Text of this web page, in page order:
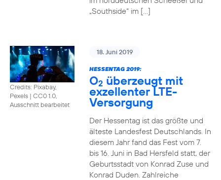
„Southside“ im […]
Credits: Pixabay,
Pexels | CC0 1.0,
Ausschnitt bearbeitet
18. Juni 2019
HESSENTAG 2019:
O2 überzeugt mit
exzellenter LTE-
Versorgung
Der Hessentag ist das größte und
älteste Landesfest Deutschlands. In
diesem Jahr fand das Fest vom 7.
bis 16. Juni in Bad Hersfeld statt, der
Geburtsstadt von Konrad Zuse und
Konrad Duden. Zahlreiche